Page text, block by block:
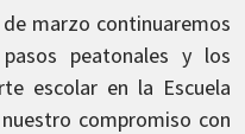
marzo continuaremos
peatonales y los
escolar en la Escuela
compromiso con